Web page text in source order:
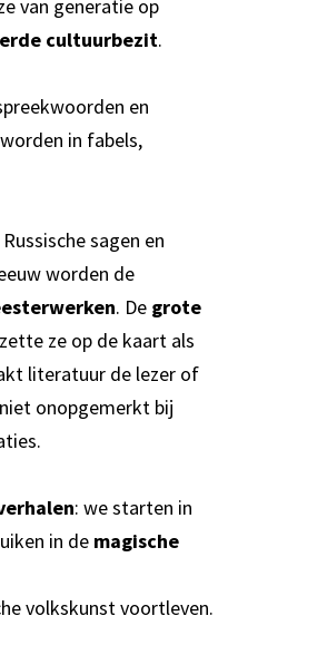
van generatie op
cultuurbezit.
en
in fabels,
sagen en
worden de
. De grote
ze op de kaart als
literatuur de lezer of
onopgemerkt bij
: we starten in
in de magische
volkskunst voortleven.